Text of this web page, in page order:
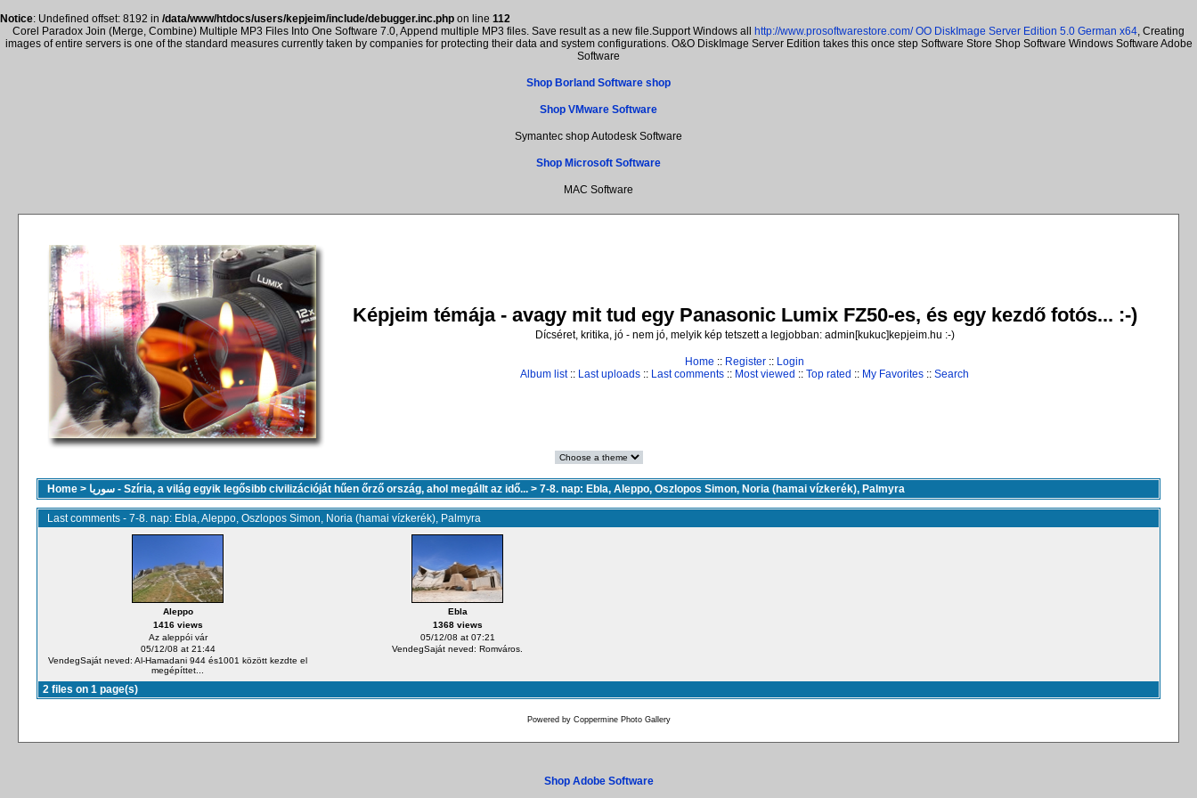
Notice: Undefined offset: 8192 in /data/www/htdocs/users/kepjeim/include/debugger.inc.php on line 112
Corel Paradox Join (Merge, Combine) Multiple MP3 Files Into One Software 7.0, Append multiple MP3 files. Save result as a new file.Support Windows all
http://www.prosoftwarestore.com/ OO DiskImage Server Edition 5.0 German x64, Creating
images of entire servers is one of the standard measures currently taken by companies for protecting their data and system configurations. O&O DiskImage Server Edition takes this once step Software Store Shop Software Windows Software Adobe
Software
Shop Borland Software shop
Shop VMware Software
Symantec shop Autodesk Software
Shop Microsoft Software
MAC Software
Képjeim témája - avagy mit tud egy Panasonic Lumix FZ50-es, és egy kezdő fotós... :-)
Dícséret, kritika, jó - nem jó, melyik kép tetszett a legjobban: admin[kukuc]kepjeim.hu :-)
Home :: Register :: Login
Album list:: Last uploads :: Last comments :: Most viewed :: Top rated :: My Favorites :: Search
Home > سوريا - Szíria, a világ egyik legősibb civilizációját hűen őrző ország, ahol megállt az idő... > 7-8. nap: Ebla, Aleppo, Oszlopos Simon, Noria (hamai vízkerék), Palmyra
Last comments - 7-8. nap: Ebla, Aleppo, Oszlopos Simon, Noria (hamai vízkerék), Palmyra
Aleppo
1416 views
Az aleppói vár
05/12/08 at 21:44
VendegSaját neved: Al-Hamadani 944 és1001 között kezdte el
megépíttet...
Ebla
1368 views
05/12/08 at 07:21
VendegSaját neved: Romváros.
2 files on 1 page(s)
Powered by Coppermine Photo Gallery
Shop Adobe Software